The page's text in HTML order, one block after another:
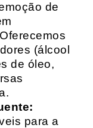
de
(álcool
de óleo,
para a